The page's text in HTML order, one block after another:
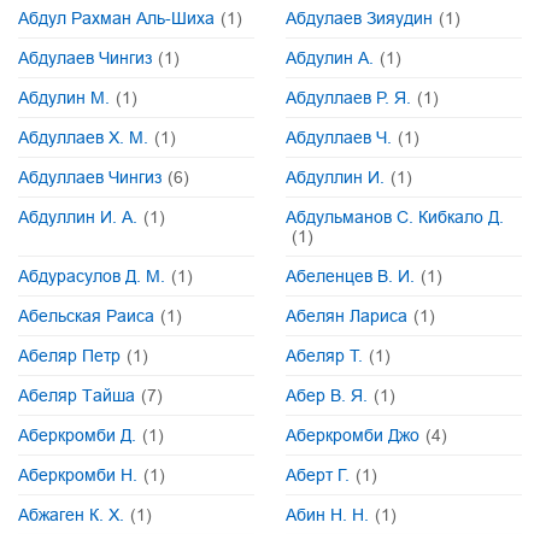
Абдул Рахман Аль-Шиха (1) Абдулаев Зияудин (1)
Абдулаев Чингиз (1) Абдулин А. (1)
Абдулин М. (1) Абдуллаев Р. Я. (1)
Абдуллаев Х. М. (1) Абдуллаев Ч. (1)
Абдуллаев Чингиз (6) Абдуллин И. (1)
Абдуллин И. А. (1)
Абдульманов С. Кибкало Д.
(1)
Абдурасулов Д. М. (1) Абеленцев В. И. (1)
Абельская Раиса (1) Абелян Лариса (1)
Абеляр Петр (1) Абеляр Т. (1)
Абеляр Тайша (7) Абер В. Я. (1)
Аберкромби Д. (1) Аберкромби Джо (4)
Аберкромби Н. (1) Аберт Г. (1)
Абжаген К. Х. (1) Абин Н. Н. (1)